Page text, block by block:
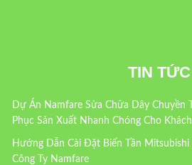
TIN TỨC
Dự Án Namfare Sửa Chữa Dây
Phục Sản Xuất Nhanh Chóng Cho
Hướng Dẫn Cài Đặt Biến Tần Mitsubishi
Công Ty Namfare